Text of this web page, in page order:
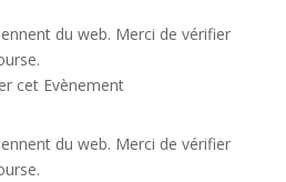
du web. Merci de vérifier
cet Evènement
du web. Merci de vérifier